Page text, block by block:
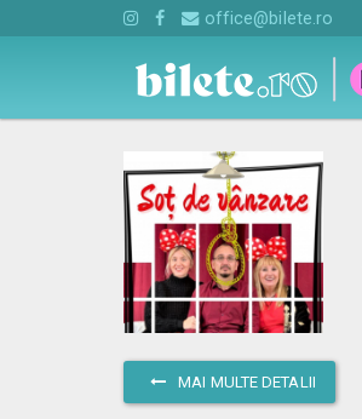
office@bilete.ro
MAI MULTE DETALII